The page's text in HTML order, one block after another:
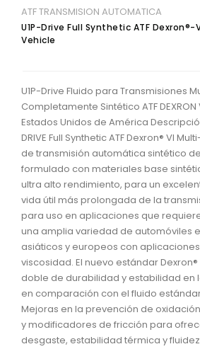
ATF TRANSMISION AUTOMATICA
U1P-Drive Full Synthetic ATF Dexron®-
Vehicle
U1P-Drive Fluido para Transmisiones
Completamente Sintético ATF DEXRON
Estados Unidos de América
DRIVE Full Synthetic ATF Dexron® VI
de transmisión automática sintético
formulado con materiales base
ultra alto rendimiento, para un
vida útil más prolongada de la
para uso en aplicaciones que
una amplia variedad de automóviles
asiáticos y europeos con aplicaciones
viscosidad. El nuevo estándar
doble de durabilidad y estabilidad en
en comparación con el fluido
Mejoras en la prevención de
y modificadores de fricción para
desgaste, estabilidad térmica y